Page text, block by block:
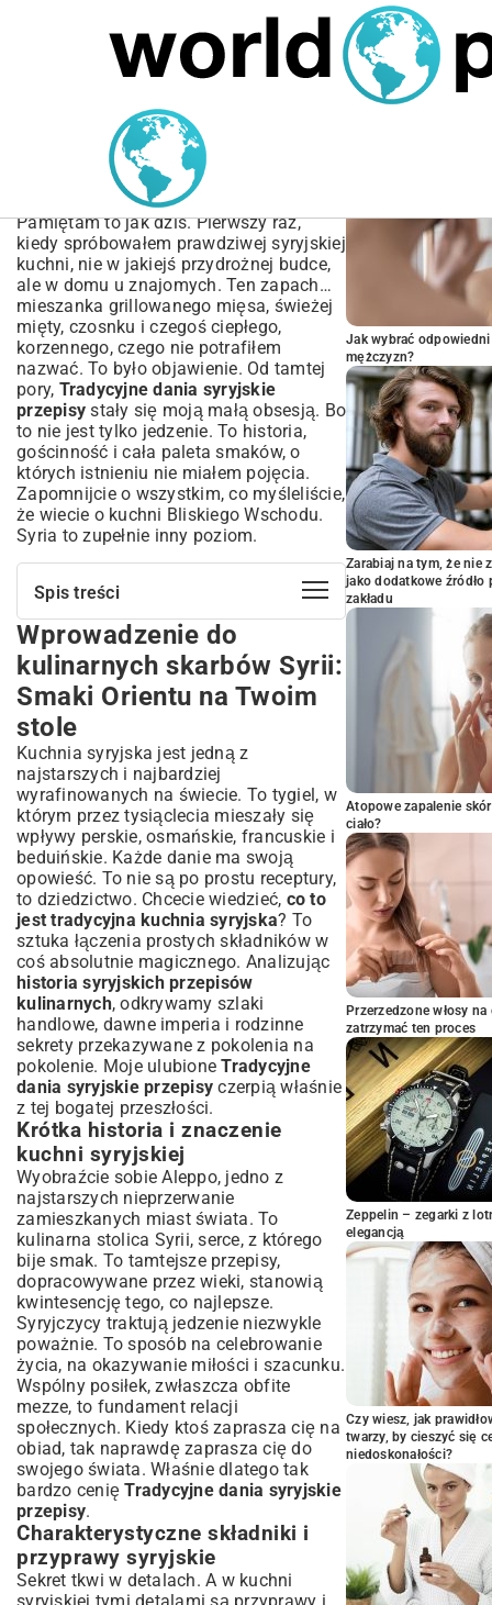
MARIUSZ ŁAMAGA 04.10.2025
Tradycyjne dania syryjskie
przepisy | Autentyczne
Smaki Syrii
Pamiętam to jak dziś. Pierwszy raz,
kiedy spróbowałem prawdziwej syryjskiej
kuchni, nie w jakiejś przydrożnej budce,
ale w domu u znajomych. Ten zapach…
mieszanka grillowanego mięsa, świeżej
mięty, czosnku i czegoś ciepłego,
korzennego, czego nie potrafiłem
nazwać. To było objawienie. Od tamtej
pory, Tradycyjne dania syryjskie
przepisy stały się moją małą obsesją. Bo
to nie jest tylko jedzenie. To historia,
gościnność i cała paleta smaków, o
których istnieniu nie miałem pojęcia.
Zapomnijcie o wszystkim, co myśleliście,
że wiecie o kuchni Bliskiego Wschodu.
Syria to zupełnie inny poziom.
Spis treści
Wprowadzenie do kulinarnych skarbów
Syrii: Smaki Orientu na Twoim stole
Krótka historia i znaczenie kuchni syryjskiej
Charakterystyczne składniki i przyprawy
syryjskie
Mezze – serce syryjskiej gościnności:
Przystawki, które zachwycają
Klasyczny Hummus: Przepis na kremową
pastę z ciecierzycy
Baba Ghanoush: Dymny smak pieczonego
bakłażana
Kibbeh Nayyeh i inne odmiany Kibbeh:
Sztuka syryjskiego mielonego mięsa
Sałatka Fattoush: Świeżość warzyw z
chrupiącym chlebem
Dania Główne – bogactwo smaków
Syrii: Przepisy na sycące posiłki
Maqluba: Odwrócone danie z ryżem,
mięsem i warzywami
Shish Barak: Syryjskie pierożki w
aromatycznym jogurtowym sosie
Kebab i grillowane przysmaki: Esencja
syryjskiego grillowania
Słodkie zakończenia – syryjskie desery i
orzeźwiające napoje
Baklava: Chrupiące warstwy słodyczy z
orzechami
Halawet el Jibn: Słodkie rolki serowe –
przysmak Syrii
Tradycyjne syryjskie napoje: Od kawy po
orzeźwiające lemoniady
Sekrety syryjskiego gotowania w domu:
Porady dla każdego kucharza
Gdzie znaleźć autentyczne składniki do
dań syryjskich?
Podstawowe techniki przygotowania –
gotuj jak Syryjczyk
Syryjska kuchnia dla początkujących:
Łatwe przepisy na start
Podsumowanie: Odkryj bogactwo
smaków i aromatów kuchni syryjskiej
Wprowadzenie do
kulinarnych skarbów Syrii:
Smaki Orientu na Twoim
stole
Kuchnia syryjska jest jedną z
najstarszych i najbardziej
wyrafinowanych na świecie. To tygiel, w
którym przez tysiąclecia mieszały się
wpływy perskie, osmańskie, francuskie i
beduińskie. Każde danie ma swoją
opowieść. To nie są po prostu receptury,
to dziedzictwo. Chcecie wiedzieć, co to
jest tradycyjna kuchnia syryjska? To
sztuka łączenia prostych składników w
coś absolutnie magicznego. Analizując
historia syryjskich przepisów
kulinarnych, odkrywamy szlaki
handlowe, dawne imperia i rodzinne
sekrety przekazywane z pokolenia na
pokolenie. Moje ulubioneTradycyjne
dania syryjskie przepisy czerpią właśnie
z tej bogatej przeszłości.
Krótka historia i znaczenie
kuchni syryjskiej
Wyobraźcie sobie Aleppo, jedno z
najstarszych nieprzerwanie
zamieszkanych miast świata. To
kulinarna stolica Syrii, serce, z którego
bije smak. To tamtejsze przepisy,
dopracowywane przez wieki, stanowią
kwintesencję tego, co najlepsze.
Syryjczycy traktują jedzenie niezwykle
poważnie. To sposób na celebrowanie
życia, na okazywanie miłości i szacunku.
Wspólny posiłek, zwłaszcza obfite
mezze, to fundament relacji
społecznych. Kiedy ktoś zaprasza cię na
obiad, tak naprawdę zaprasza cię do
swojego świata. Właśnie dlatego tak
bardzo cenięTradycyjne dania syryjskie
przepisy.
Charakterystyczne składniki i
przyprawy syryjskie
Sekret tkwi w detalach. A w kuchni
Jak wybrać
mężczyzn?
Zarabiaj na tym, że nie
jako dodatkowe
zakładu
Atopowe zapalenie
ciało?
Przerzedzone włosy
zatrzymać ten proces
Zeppelin – zegarki z
elegancją
Czy wiesz, jak
twarzy, by cieszyć się
niedoskonałości?